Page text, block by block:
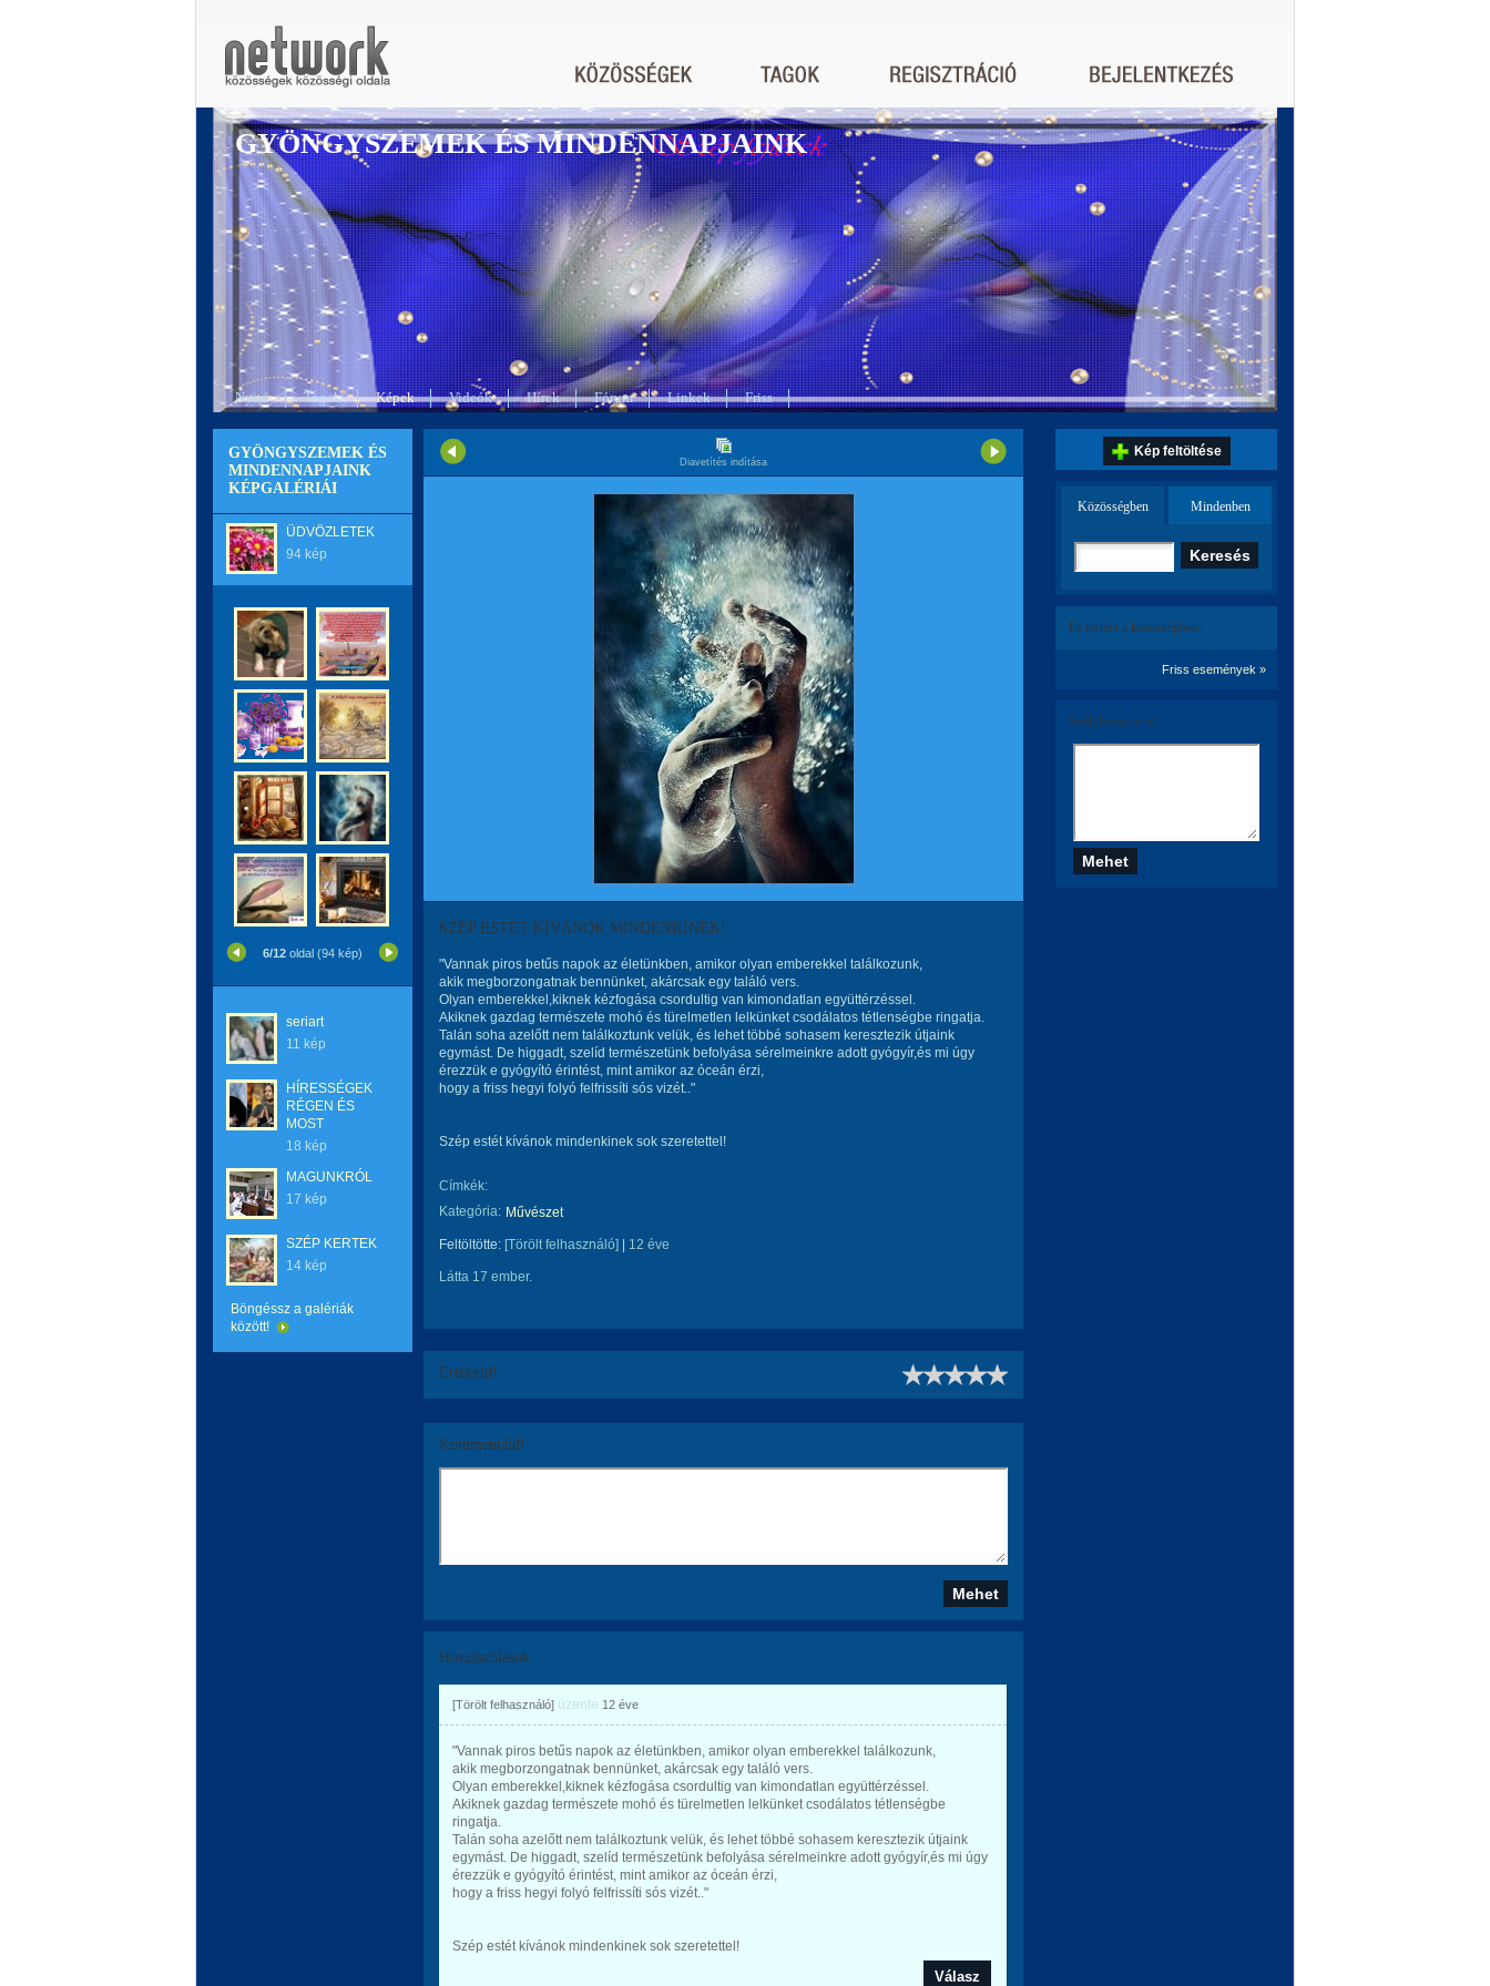
GYÖNGYSZEMEK ÉS MINDENNAPJAINK
Nyitó Tagok Képek Videók Hírek Fórum Linkek Friss
GYÖNGYSZEMEK ÉS
MINDENNAPJAINK
KÉPGALÉRIÁI
ÜDVÖZLETEK
94 kép
6/12 oldal (94 kép)
seriart
11 kép
HÍRESSÉGEK
RÉGEN ÉS
MOST
18 kép
MAGUNKRÓL
17 kép
SZÉP KERTEK
14 kép
Böngéssz a galériák
között!
Diavetítés indítása
SZÉP ESTÉT KÍVÁNOK MINDENKINEK!
"Vannak piros betűs napok az életünkben, amikor olyan emberekkel találkozunk,
akik megborzongatnak bennünket, akárcsak egy találó vers.
Olyan emberekkel,kiknek kézfogása csordultig van kimondatlan együttérzéssel.
Akiknek gazdag természete mohó és türelmetlen lelkünket csodálatos tétlenségbe ringatja.
Talán soha azelőtt nem találkoztunk velük, és lehet többé sohasem keresztezik útjaink
egymást. De higgadt, szelíd természetünk befolyása sérelmeinkre adott gyógyír,és mi úgy
érezzük e gyógyító érintést, mint amikor az óceán érzi,
hogy a friss hegyi folyó felfrissíti sós vizét.."
Szép estét kívánok mindenkinek sok szeretettel!
Címkék:
Kategória: Művészet
Feltöltötte: [Törölt felhasználó] 12 éve
Látta 17 ember.
Értékeld!
Kommentáld!
Hozzászólások
[Törölt felhasználó] üzente 12 éve
"Vannak piros betűs napok az életünkben, amikor olyan emberekkel találkozunk,
akik megborzongatnak bennünket, akárcsak egy találó vers.
Olyan emberekkel,kiknek kézfogása csordultig van kimondatlan együttérzéssel.
Akiknek gazdag természete mohó és türelmetlen lelkünket csodálatos tétlenségbe
ringatja.
Talán soha azelőtt nem találkoztunk velük, és lehet többé sohasem keresztezik útjaink
egymást. De higgadt, szelíd természetünk befolyása sérelmeinkre adott gyógyír,és mi úgy
érezzük e gyógyító érintést, mint amikor az óceán érzi,
hogy a friss hegyi folyó felfrissíti sós vizét.."
Szép estét kívánok mindenkinek sok szeretettel!
Válasz
Kép feltöltése
Közösségben Mindenben
Ez történt a közösségben:
Friss események »
Szólj hozzá te is!